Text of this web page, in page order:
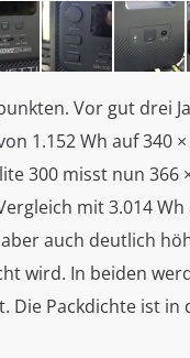
Vor gut drei
1.152 Wh auf 340
300 misst nun 366
mit 3.014
auch deutlich
wird. In beiden
Die Packdichte ist in